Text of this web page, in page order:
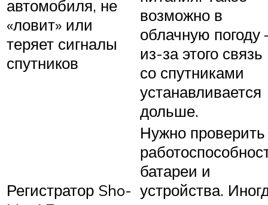
автомобиля, не
«ловит» или
теряет сигналы
спутников
возможно в
облачную погоду
из-за этого связь
со спутниками
устанавливается
дольше.
Регистратор Sho-
Нужно проверить
батареи и
устройства.